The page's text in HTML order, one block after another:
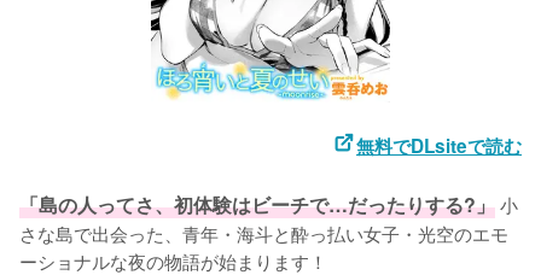
無料でDLsiteで読む
「島の人ってさ、初体験はビーチで…だったりする?」 小
さな島で出会った、青年・海斗と酔っ払い女子・光空のエモ
ーショナルな夜の物語が始まります！